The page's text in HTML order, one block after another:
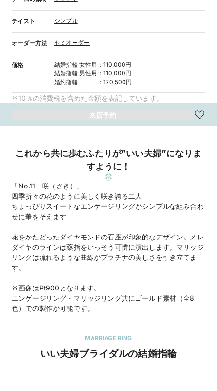
テイスト シンプル
オーダー方法 セミオーダー
価格 結婚指輪 女性用 ：110,000円
結婚指輪 男性用 ：110,000円
婚約指輪
：170,500円
※10％の消費税を含めた金額を表記しています。
来店予約
これから共に歩むふたりが”いい夫婦”になりま
すように！
「No.11 咲（さき）」
四季折々の花のように美しく咲き誇る二人
ちょっぴりスイートなエンゲージリングがシンプルな組み合わ
せに華をそえます
花をかたどったダイヤモンドの石座が印象的なデザイン。メレ
ダイヤのラインは薬指をいっそう可憐に演出します。マリッジ
リングは流れるような曲線がプラチナの美しさを引き立てま
す。
※画像はPt900となります。
エンゲージリング・マリッジリング共にゴールド素材（全8
色）での製作が可能です。
MARRIAGE RING
いい夫婦ブライダルの結婚指輪